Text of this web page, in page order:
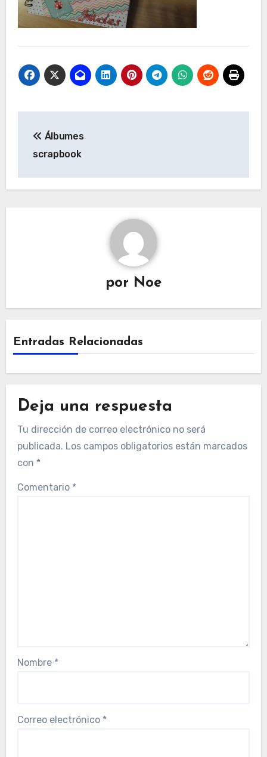
de
Álbumes
scrapbook
por Noe
Entradas Relacionadas
Deja una respuesta
Tu dirección de correo electrónico no será
publicada. Los campos obligatorios están marcados
con *
Comentario *
Nombre *
Correo electrónico *